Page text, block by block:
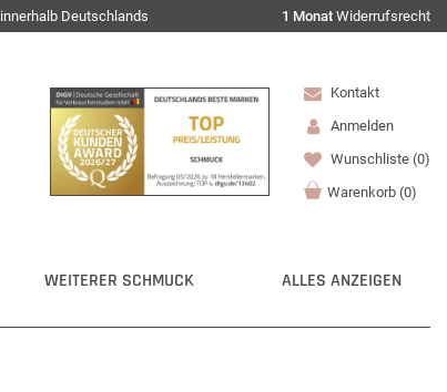
innerhalb Deutschlands 1 Monat Widerrufsrecht
Kontakt
Anmelden
Wunschliste (0)
Warenkorb (0)
WEITERER SCHMUCK ALLES ANZEIGEN